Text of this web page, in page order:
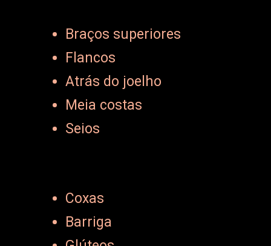
Braços superiores
Flancos
Atrás do joelho
Meia costas
Seios
Coxas
Barriga